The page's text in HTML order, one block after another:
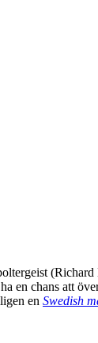
en chans att
en Swedish